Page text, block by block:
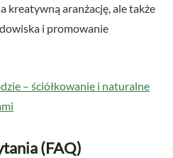
kreatywną aranżację, ale także
i promowanie
– ściółkowanie i naturalne
(FAQ)